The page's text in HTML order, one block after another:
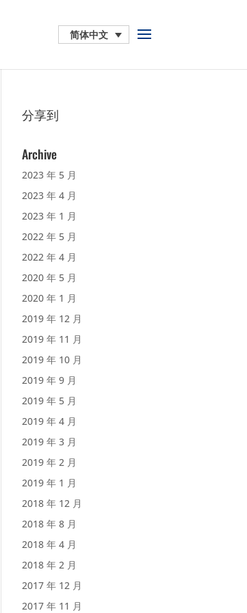
简体中文
分享到
Archive
2023 年 5 月
2023 年 4 月
2023 年 1 月
2022 年 5 月
2022 年 4 月
2020 年 5 月
2020 年 1 月
2019 年 12 月
2019 年 11 月
2019 年 10 月
2019 年 9 月
2019 年 5 月
2019 年 4 月
2019 年 3 月
2019 年 2 月
2019 年 1 月
2018 年 12 月
2018 年 8 月
2018 年 4 月
2018 年 2 月
2017 年 12 月
2017 年 11 月